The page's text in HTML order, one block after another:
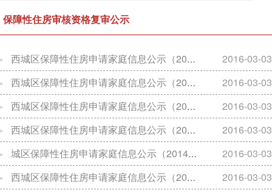
保障性住房审核资格复审公示
西城区保障性住房申请家庭信息公示（2016年1月29日）
2016-03-03
西城区保障性住房申请家庭信息公示（2014年08月29日）
2016-03-03
西城区保障性住房申请家庭信息公示（2014年12月26日）
2016-03-03
西城区保障性住房申请家庭信息公示（2014年12月12日）
2016-03-03
城区保障性住房申请家庭信息公示（2014年11月21日）
2016-03-03
西城区保障性住房申请家庭信息公示（2015年1月23日）
2016-03-03